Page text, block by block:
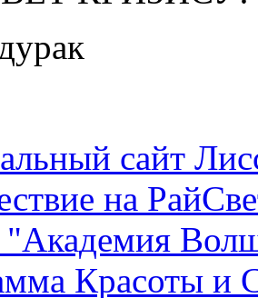
сайт
на
Красоты и